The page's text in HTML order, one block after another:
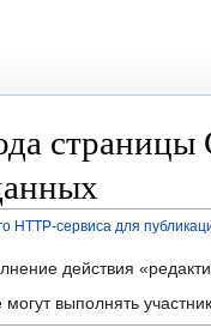
страницы
HTTP-сервиса для
действия
выполнять